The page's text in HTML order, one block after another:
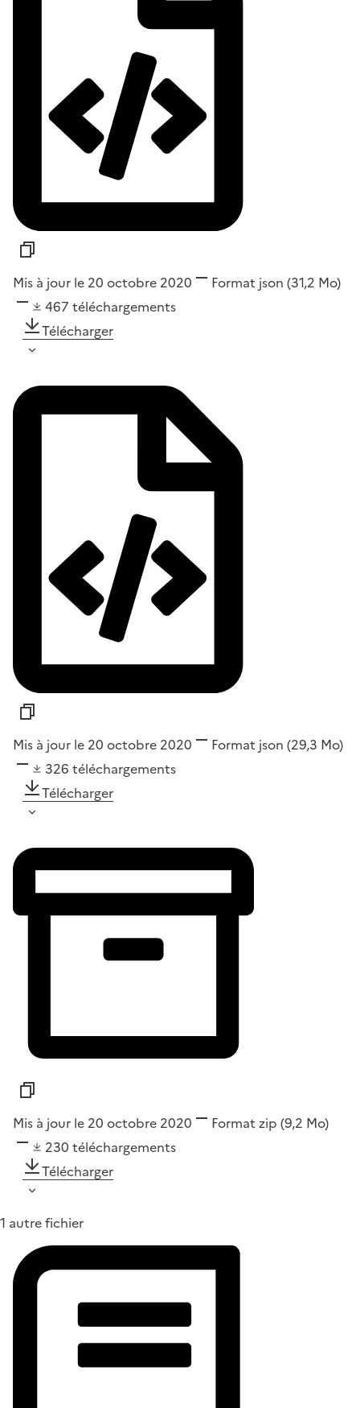
Mis à jour le 20 octobre 2020 Format json (31,2 Mo)
467 téléchargements
Télécharger
Mis à jour le 20 octobre 2020 Format json (29,3 Mo)
326 téléchargements
Télécharger
Mis à jour le 20 octobre 2020 Format zip (9,2 Mo)
230 téléchargements
Télécharger
1 autre fichier